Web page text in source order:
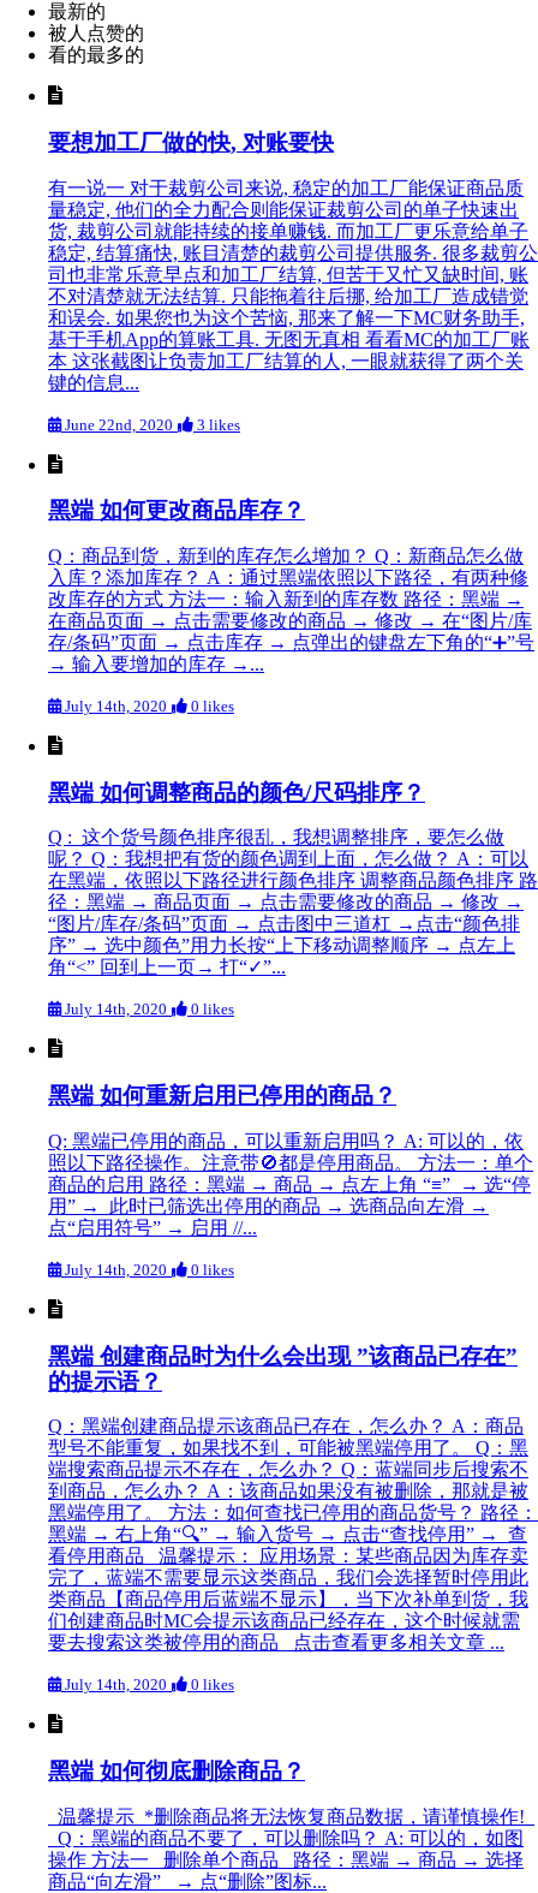
最新的
被人点赞的
看的最多的
要想加工厂做的快, 对账要快
有一说一 对于裁剪公司来说, 稳定的加工厂能保证商品质
量稳定, 他们的全力配合则能保证裁剪公司的单子快速出
货, 裁剪公司就能持续的接单赚钱. 而加工厂更乐意给单子
稳定, 结算痛快, 账目清楚的裁剪公司提供服务. 很多裁剪公
司也非常乐意早点和加工厂结算, 但苦于又忙又缺时间, 账
不对清楚就无法结算. 只能拖着往后挪, 给加工厂造成错觉
和误会. 如果您也为这个苦恼, 那来了解一下MC财务助手,
基于手机App的算账工具. 无图无真相 看看MC的加工厂账
本 这张截图让负责加工厂结算的人, 一眼就获得了两个关
键的信息...
June 22nd, 2020 3 likes
黑端 如何更改商品库存？
Q：商品到货，新到的库存怎么增加？ Q：新商品怎么做
入库？添加库存？ A：通过黑端依照以下路径，有两种修
改库存的方式 方法一：输入新到的库存数 路径：黑端 →
在商品页面 → 点击需要修改的商品 → 修改 → 在“图片/库
存/条码”页面 → 点击库存 → 点弹出的键盘左下角的“➕”号
→ 输入要增加的库存 →...
July 14th, 2020 0 likes
黑端 如何调整商品的颜色/尺码排序？
Q : 这个货号颜色排序很乱，我想调整排序，要怎么做
呢？ Q：我想把有货的颜色调到上面，怎么做？ A：可以
在黑端，依照以下路径进行颜色排序 调整商品颜色排序 路
径：黑端 → 商品页面 → 点击需要修改的商品 → 修改 →
“图片/库存/条码”页面 → 点击图中三道杠 →点击“颜色排
序” → 选中颜色”用力长按“上下移动调整顺序 → 点左上
角“<” 回到上一页→ 打“✓”...
July 14th, 2020 0 likes
黑端 如何重新启用已停用的商品？
Q: 黑端已停用的商品，可以重新启用吗？ A: 可以的，依
照以下路径操作。注意带🚫都是停用商品。 方法一：单个
商品的启用 路径：黑端 → 商品 → 点左上角 “≡” → 选“停
用” → 此时已筛选出停用的商品 → 选商品向左滑 →
点“启用符号” → 启用 //...
July 14th, 2020 0 likes
黑端 创建商品时为什么会出现 ”该商品已存在”
的提示语？
Q：黑端创建商品提示该商品已存在，怎么办？ A：商品
型号不能重复，如果找不到，可能被黑端停用了。 Q：黑
端搜索商品提示不存在，怎么办？ Q：蓝端同步后搜索不
到商品，怎么办？ A：该商品如果没有被删除，那就是被
黑端停用了。 方法：如何查找已停用的商品货号？ 路径：
黑端 → 右上角“🔍” → 输入货号 → 点击“查找停用” → 查
看停用商品 温馨提示： 应用场景：某些商品因为库存卖
完了，蓝端不需要显示这类商品，我们会选择暂时停用此
类商品【商品停用后蓝端不显示】，当下次补单到货，我
们创建商品时MC会提示该商品已经存在，这个时候就需
要去搜索这类被停用的商品 点击查看更多相关文章 ...
July 14th, 2020 0 likes
黑端 如何彻底删除商品？
温馨提示 *删除商品将无法恢复商品数据，请谨慎操作!
Q：黑端的商品不要了，可以删除吗？ A: 可以的，如图
操作 方法一 删除单个商品 路径：黑端 → 商品 → 选择
商品“向左滑” → 点“删除”图标...